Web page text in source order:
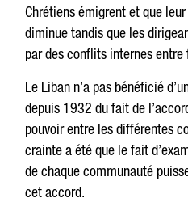
Chrétiens émigrent et que
diminue tandis que les
par des conflits internes entre
Le Liban n’a pas bénéficié
depuis 1932 du fait de
pouvoir entre les différentes
crainte a été que le fait
de chaque communauté
cet accord.